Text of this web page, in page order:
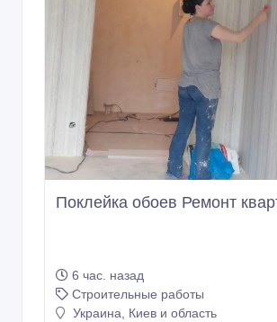
Поклейка обоев Ремонт
6 час. назад
Строительные работы
Украина, Киев и область